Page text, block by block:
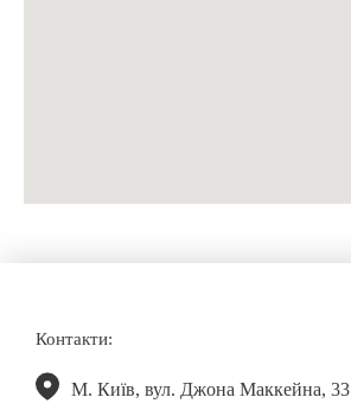
Контакти:
М. Київ, вул. Джона Маккейна, 33